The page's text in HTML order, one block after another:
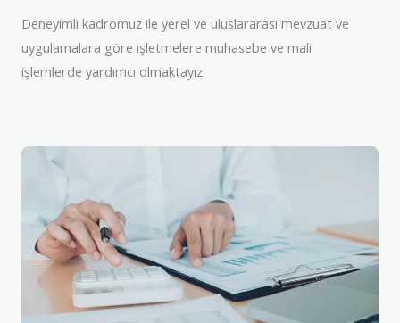
Deneyimli kadromuz ile yerel ve uluslararası mevzuat ve
uygulamalara göre işletmelere muhasebe ve mali
işlemlerde yardımcı olmaktayız.